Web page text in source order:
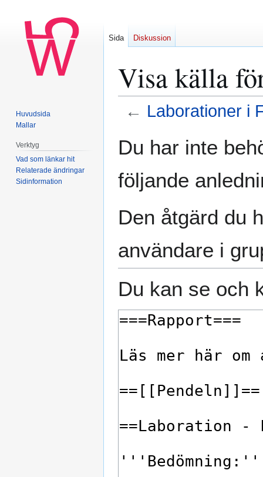
Visa källa
← Laborationer i
Du har inte
följande
Den åtgärd du
användare i
Du kan se och
Sida Diskussion
Huvudsida
Mallar
Verktyg
Vad som länkar hit
Relaterade ändringar
Sidinformation